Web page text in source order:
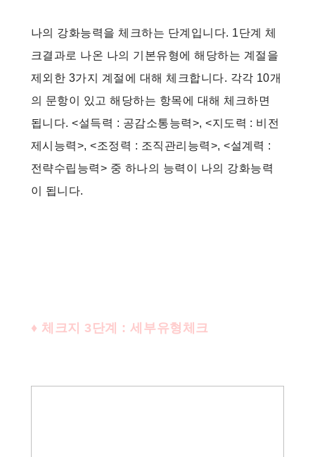
나의 강화능력을 체크하는 단계입니다. 1단계 체
크결과로 나온 나의 기본유형에 해당하는 계절을
제외한 3가지 계절에 대해 체크합니다. 각각 10개
의 문항이 있고 해당하는 항목에 대해 체크하면
됩니다. <설득력 : 공감소통능력>, <지도력 : 비전
제시능력>, <조정력 : 조직관리능력>, <설계력 :
전략수립능력> 중 하나의 능력이 나의 강화능력
이 됩니다.
♦ 체크지 3단계 : 세부유형체크